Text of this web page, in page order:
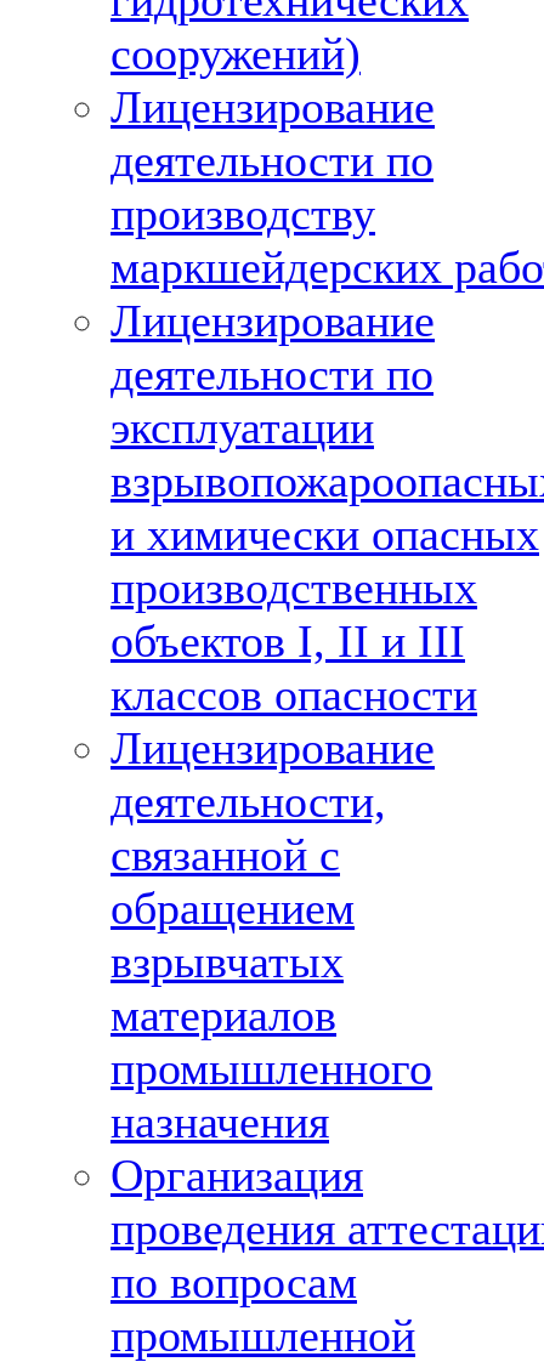
сооружений)
Лицензирование
деятельности по
производству
маркшейдерских
Лицензирование
деятельности по
эксплуатации
и химически опасных
производственных
объектов I, II и III
классов опасности
Лицензирование
деятельности,
связанной с
обращением
взрывчатых
материалов
промышленного
назначения
Организация
проведения
по вопросам
промышленной